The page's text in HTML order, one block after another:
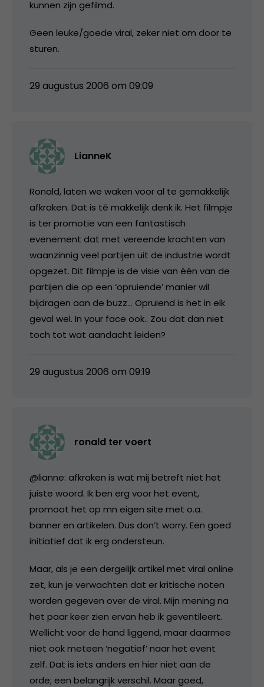
kunnen zijn gefilmd.
Geen leuke/goede viral, zeker niet om door te
sturen.
29 augustus 2006 om 09:09
LianneK
Ronald, laten we waken voor al te gemakkelijk
afkraken. Dat is té makkelijk denk ik. Het filmpje
is ter promotie van een fantastisch
evenement dat met vereende krachten van
waanzinnig veel partijen uit de industrie wordt
opgezet. Dit filmpje is de visie van één van de
partijen die op een ‘opruiende’ manier wil
bijdragen aan de buzz… Opruiend is het in elk
geval wel. In your face ook.. Zou dat dan niet
toch tot wat aandacht leiden?
29 augustus 2006 om 09:19
ronald ter voert
@lianne: afkraken is wat mij betreft niet het
juiste woord. Ik ben erg voor het event,
promoot het op mn eigen site met o.a.
banner en artikelen. Dus don’t worry. Een goed
initiatief dat ik erg ondersteun.
Maar, als je een dergelijk artikel met viral online
zet, kun je verwachten dat er kritische noten
worden gegeven over de viral. Mijn mening na
het paar keer zien ervan heb ik geventileert.
Wellicht voor de hand liggend, maar daarmee
niet ook meteen ‘negatief’ naar het event
zelf. Dat is iets anders en hier niet aan de
orde; een belangrijk verschil. Maar goed,